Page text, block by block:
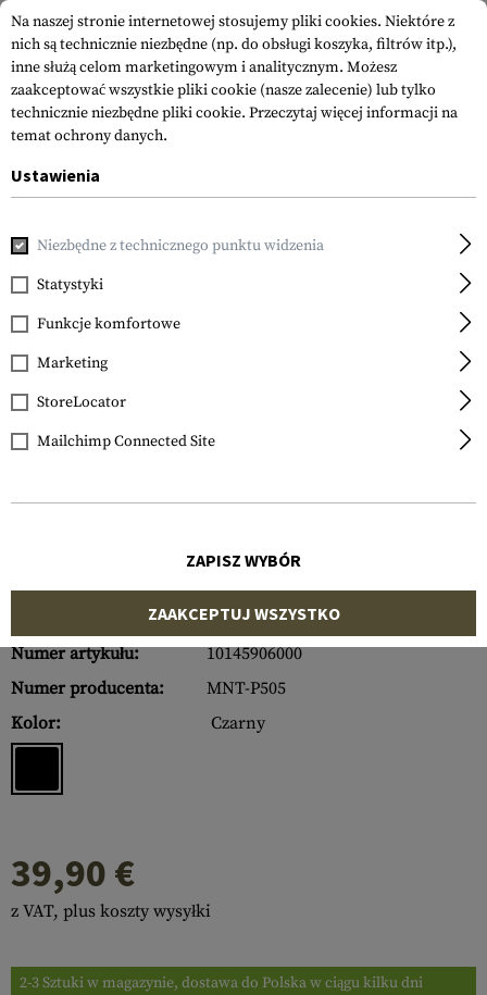
Leapers
G36 Handguard Rails
Full Size
Numer artykułu:
10145906000
Numer producenta:
MNT-P505
Kolor:
Czarny
39,90 €
z VAT, plus koszty wysyłki
2-3 Sztuki w magazynie, dostawa do Polska w ciągu kilku dni
Na naszej stronie internetowej stosujemy pliki cookies. Niektóre z
nich są technicznie niezbędne (np. do obsługi koszyka, filtrów itp.),
inne służą celom marketingowym i analitycznym. Możesz
zaakceptować wszystkie pliki cookie (nasze zalecenie) lub tylko
technicznie niezbędne pliki cookie. Przeczytaj więcej informacji na
temat ochrony danych.
Ustawienia
Niezbędne z technicznego punktu widzenia
Statystyki
Funkcje komfortowe
Marketing
StoreLocator
Mailchimp Connected Site
ZAPISZ WYBÓR
ZAAKCEPTUJ WSZYSTKO